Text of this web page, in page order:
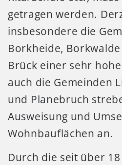
getragen werden.
insbesondere die
Borkheide,
Brück einer sehr
auch die Gemeinden
und Planebruch
Ausweisung und
Wohnbauflächen an.
Durch die seit über